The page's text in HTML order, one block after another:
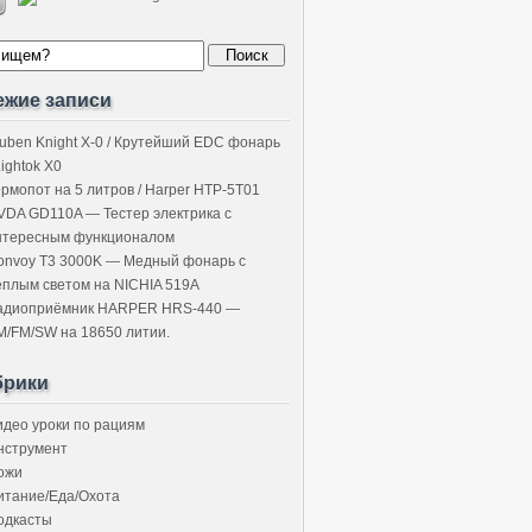
записи
Knight X-0 / Крутейший EDC фонарь
X0
на 5 литров / Harper HTP-5T01
GD110A — Тестер электрика с
функционалом
T3 3000K — Медный фонарь с
светом на NICHIA 519A
HARPER HRS-440 —
FM/SW на 18650 литии.
уроки по рациям
Еда/Охота